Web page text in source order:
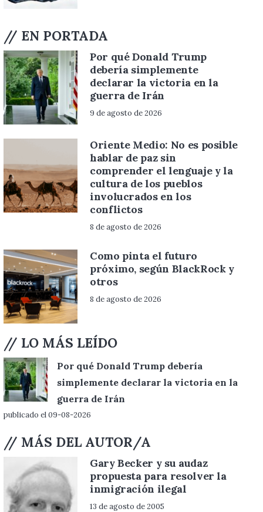
// EN PORTADA
Por qué Donald Trump
debería simplemente
declarar la victoria en la
guerra de Irán
9 de agosto de 2026
Oriente Medio: No es posible
hablar de paz sin
comprender el lenguaje y la
cultura de los pueblos
involucrados en los
conflictos
8 de agosto de 2026
Como pinta el futuro
próximo, según BlackRock y
otros
8 de agosto de 2026
// LO MÁS LEÍDO
Por qué Donald Trump debería
simplemente declarar la victoria en la
guerra de Irán
publicado el 09-08-2026
// MÁS DEL AUTOR/A
Gary Becker y su audaz
propuesta para resolver la
inmigración ilegal
13 de agosto de 2005